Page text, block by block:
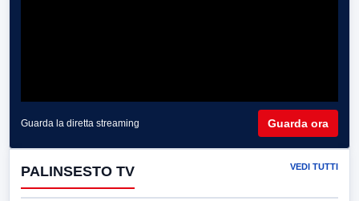
Guarda la diretta streaming Guarda ora
PALINSESTO TV VEDI TUTTI